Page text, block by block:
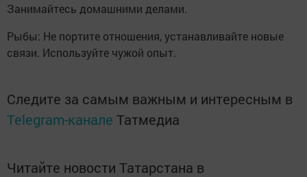
Занимайтесь домашними делами.
Рыбы: Не портите отношения, устанавливайте новые
связи. Используйте чужой опыт.
Следите за самым важным и интересным в
Telegram-канале Татмедиа
Читайте новости Татарстана в